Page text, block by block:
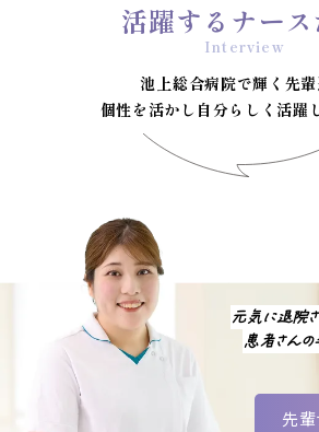
活躍するナース
池上総合病院で輝く先
個性を活かし自分らしく活躍
元気に退院さ
患者さん
先